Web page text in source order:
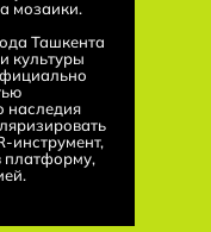
мозаики.
Ташкента
культуры
наследия
инструмент,
платформу,